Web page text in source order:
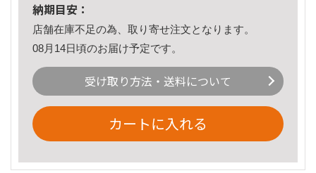
納期目安：
店舗在庫不足の為、取り寄せ注文となります。
08月14日頃のお届け予定です。
受け取り方法・送料について
カートに入れる